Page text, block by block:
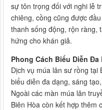
sự tôn trọng đối với nghi lễ
chiêng, cồng cũng được
thanh sống động, rộn ràng,
hứng cho khán giả.
Phong Cách Biểu Diễn Đa
Dịch vụ múa lân sư rồng tại
biểu diễn đa dạng, sáng
Ngoài các màn múa lân
Biên Hòa còn kết hợp thêm